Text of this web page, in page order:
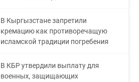
В Кыргызстане запретили
кремацию как противоречащую
исламской традиции погребения
В КБР утвердили выплату для
военных, защищающих